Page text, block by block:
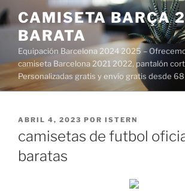
Saltar
al
contenido
CAMISETA BARÇA
BARATA
Equipación Barcelona 2024 2025 –
camiseta Barcelona 2021 2022, pantalón
Personalizadas gratis y envío gratis desde
PUBLICADO
ABRIL 4, 2023 POR ISTERN
camisetas de futbol
baratas